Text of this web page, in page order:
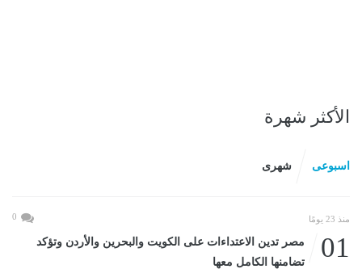
الأكثر شهرة
اسبوعى شهرى
منذ 23 يومًا 0
01
مصر تدين الاعتداءات على الكويت والبحرين والأردن وتؤكد
تضامنها الكامل معها